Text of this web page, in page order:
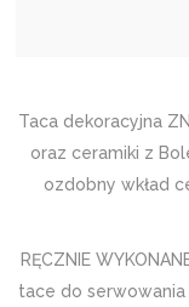
Taca dekoracyjna
oraz ceramiki z
ozdobny wkład
RĘCZNIE
tace do